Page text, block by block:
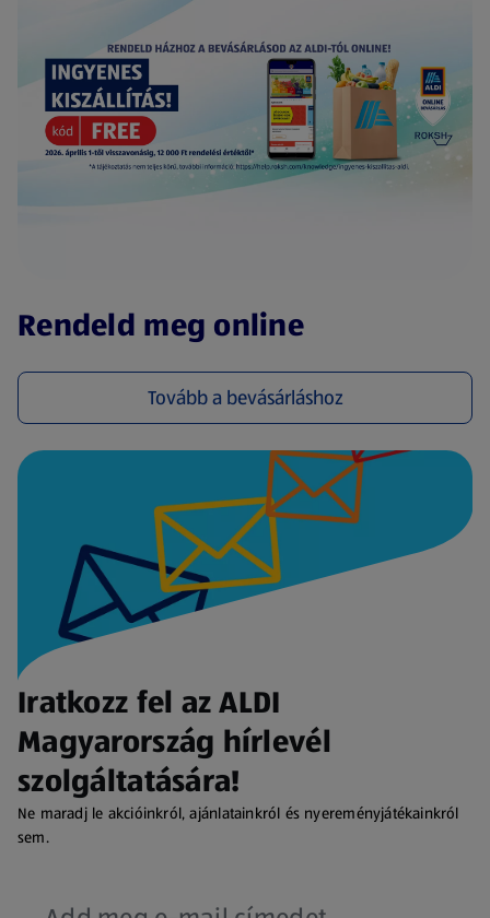
Rendeld meg online
Tovább a bevásárláshoz
(új oldalon nyílik meg)
Iratkozz fel az ALDI
Magyarország hírlevél
szolgáltatására!
Ne maradj le akcióinkról, ajánlatainkról és nyereményjátékainkról
sem.